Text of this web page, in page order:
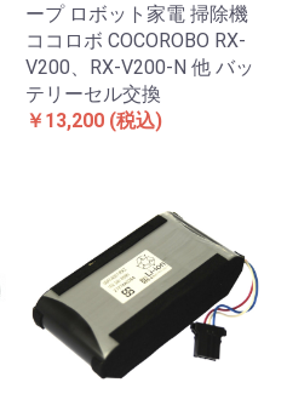
ープ ロボット家電 掃除機
ココロボ COCOROBO RX-
V200、RX-V200-N 他 バッ
テリーセル交換
￥13,200 (税込)